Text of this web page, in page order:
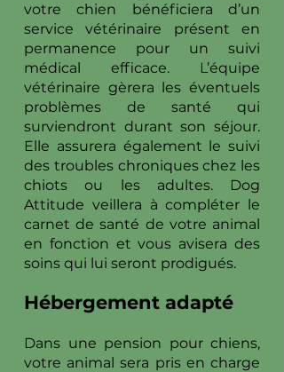
votre chien bénéficiera d’un
service vétérinaire présent en
permanence pour un suivi
médical efficace. L’équipe
vétérinaire gèrera les éventuels
problèmes de santé qui
surviendront durant son séjour.
Elle assurera également le suivi
des troubles chroniques chez les
chiots ou les adultes. Dog
Attitude veillera à compléter le
carnet de santé de votre animal
en fonction et vous avisera des
soins qui lui seront prodigués.
Hébergement adapté
Dans une pension pour chiens,
votre animal sera pris en charge